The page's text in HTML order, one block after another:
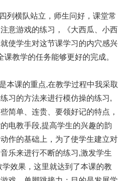
横队站立，师生问好，课堂常
意游戏的练习，《大西瓜、小西
使学生对这节课学习的内穴感兴
教学的任务能够更好的完成。
课的重点,在教学过程中我采取
习的方法来进行模仿操的练习,
简单、连贵、要领好记的特点，
电教手段,提高学生的兴趣的韵
作的基础上，为了使学生建立对
乐来进行不断的练习,激发学生
效果，这里就达到了本课的教